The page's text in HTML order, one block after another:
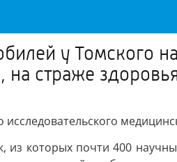
у Томского
на страже
которых почти 400